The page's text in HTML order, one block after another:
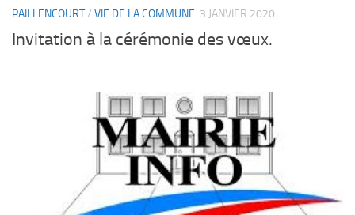
PAILLENCOURT/ VIE DE LA COMMUNE 3 JANVIER 2020
Invitation à la cérémonie des vœux.